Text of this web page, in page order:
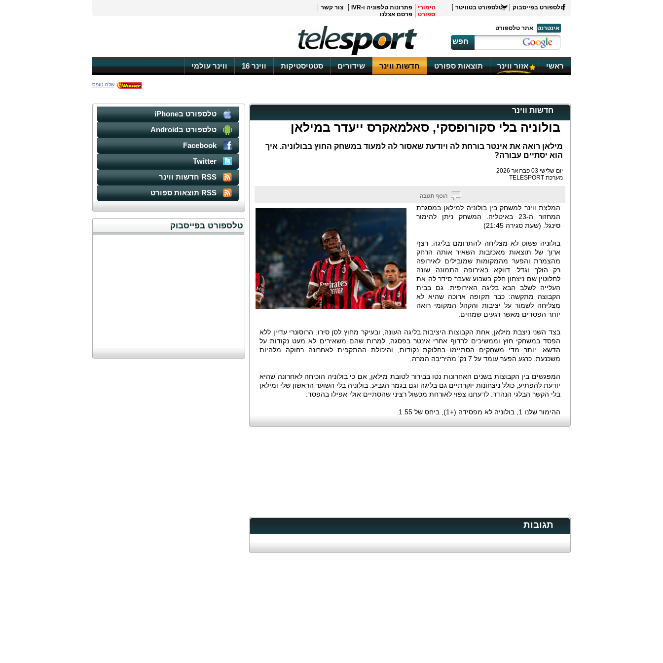
טלספורט בפייסבוק טלספורט בטוויטר
הימורי
ספורט
פתרונות טלפוניה ו-IVR
צור קשר
פרסם אצלנו
אינטרנט
אתר טלספורט
חפש
ראשי אזור ווינר תוצאות ספורט חדשות ווינר שידורים סטטיסטיקות ווינר 16 ווינר עולמי
שלח טופס
חדשות ווינר
בולוניה בלי סקורופסקי, סאלמאקרס ייעדר במילאן
מילאן רואה את אינטר בורחת לה ויודעת שאסור לה למעוד במשחק החוץ בבולוניה. איך
הוא יסתיים עבורה?
יום שלישי 03 פברואר 2026
מערכת TELESPORT
המלצת ווינר למשחק בין בולוניה למילאן במסגרת
המחזור ה-23 באיטליה. המשחק ניתן להימור
סינגל. (שעת סגירה 21:45)
בולוניה פשוט לא מצליחה להתרומם בליגה. רצף
ארוך של תוצאות מאכזבות השאיר אותה הרחק
מהצמרת והפער מהמקומות שמובילים לאירופה
רק הולך וגדל. דווקא באירופה התמונה שונה
לחלוטין שם ניצחון חלק בשבוע שעבר סידר לה את
העלייה לשלב הבא בליגה האירופית. גם בבית
הקבוצה מתקשה: כבר תקופה ארוכה שהיא לא
מצליחה לשמור על יציבות והקהל המקומי רואה
יותר הפסדים מאשר רגעים שמחים.
בצד השני ניצבת מילאן, אחת הקבוצות היציבות בליגה העונה, ובעיקר מחוץ לסן סירו. הרוסונרי עדיין ללא
הפסד במשחקי חוץ וממשיכים לרדוף אחרי אינטר בפסגה, למרות שהם משאירים לא מעט נקודות על
הדשא. יותר מדי משחקים הסתיימו בחלוקת נקודות, והיכולת ההתקפית לאחרונה רחוקה מלהיות
משכנעת. כרגע הפער עומד על 7 נק' מהיריבה המרה.
המפגשים בין הקבוצות בשנים האחרונות נטו בבירור לטובת מילאן, אם כי בולוניה הוכיחה לאחרונה שהיא
יודעת להפתיע, כולל ניצחונות יוקרתיים גם בליגה וגם בגמר הגביע. בולוניה בלי השוער הראשון שלי ומילאן
בלי הקשר הבלגי הנהדר. לדעתנו צפוי לאורחת מכשול רציני שהסתיים אולי אפילו בהפסד.
ההימור שלנו 1, בולוניה לא מפסידה (+1), ביחס של 1.55.
תגובות
טלספורט בiPhone
טלספורט בAndroid
Facebook
Twitter
RSS חדשות ווינר
RSS תוצאות ספורט
טלספורט בפייסבוק